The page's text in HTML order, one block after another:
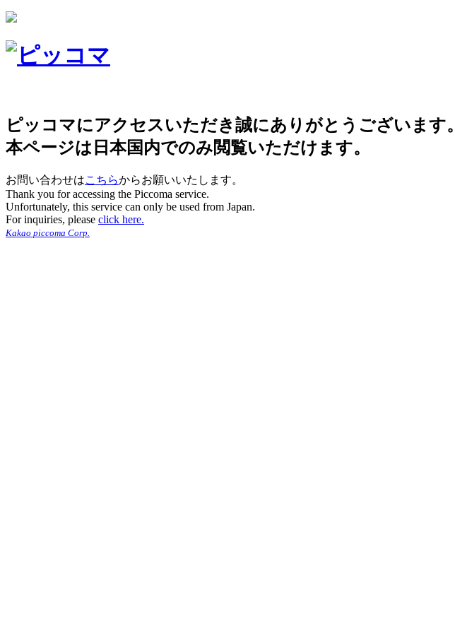
ピッコマにアクセスいただき誠にありがとうございます。
本ページは日本国内でのみ閲覧いただけます。
お問い合わせはこちらからお願いいたします。
Thank you for accessing the Piccoma service.
Unfortunately, this service can only be used from Japan.
For inquiries, please click here.
Kakao piccoma Corp.